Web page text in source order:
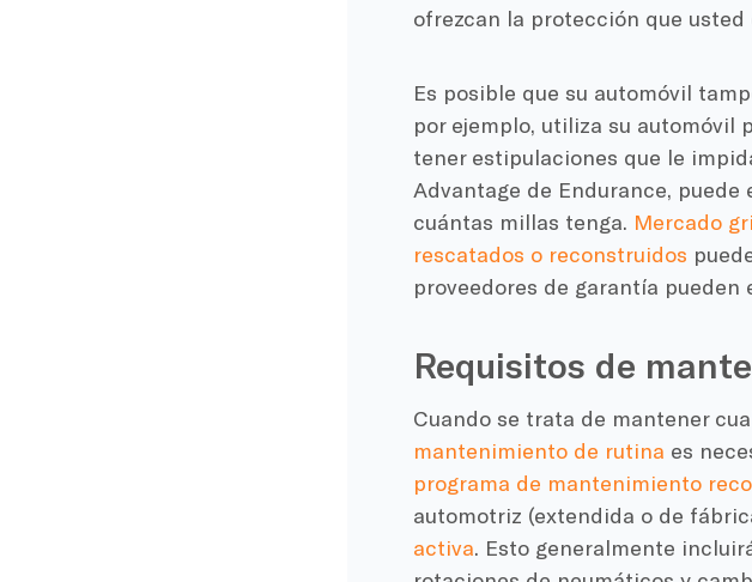
ofrezcan la protección que usted
Es posible que su automóvil
por ejemplo, utiliza su automóvil
tener estipulaciones que le
Advantage de Endurance,
cuántas millas tenga. Mercado
rescatados o reconstruidos
proveedores de garantía
Requisitos de
Cuando se trata de mantener
mantenimiento de rutina es
programa de mantenimiento
automotriz (extendida o de
activa. Esto generalmente